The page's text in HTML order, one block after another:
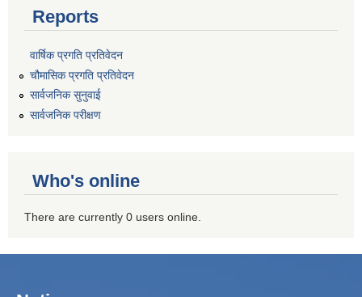
Reports
वार्षिक प्रगति प्रतिवेदन
चौमासिक प्रगति प्रतिवेदन
सार्वजनिक सुनुवाई
सार्वजनिक परीक्षण
Who's online
There are currently 0 users online.